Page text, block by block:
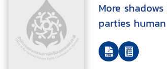
More
parties